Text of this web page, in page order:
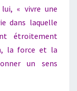
« vivre une
dans laquelle
étroitement
la force et la
un sens